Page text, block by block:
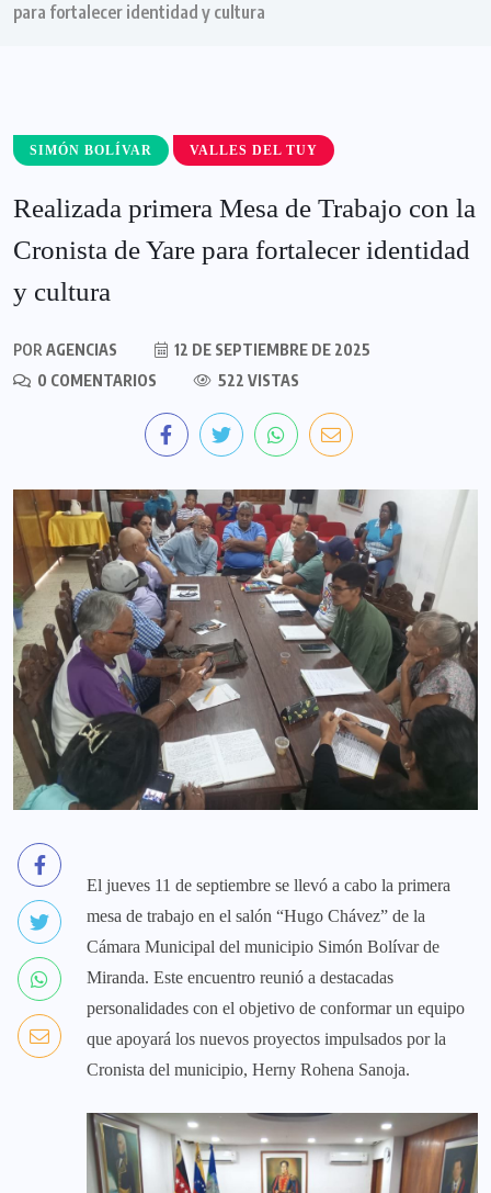
para fortalecer identidad y cultura
SIMÓN BOLÍVAR VALLES DEL TUY
Realizada primera Mesa de Trabajo con la
Cronista de Yare para fortalecer identidad
y cultura
POR AGENCIAS
12 DE SEPTIEMBRE DE 2025
0 COMENTARIOS
522 VISTAS
El jueves 11 de septiembre se llevó a cabo la primera
mesa de trabajo en el salón “Hugo Chávez” de la
Cámara Municipal del municipio Simón Bolívar de
Miranda. Este encuentro reunió a destacadas
personalidades con el objetivo de conformar un equipo
que apoyará los nuevos proyectos impulsados por la
Cronista del municipio, Herny Rohena Sanoja.